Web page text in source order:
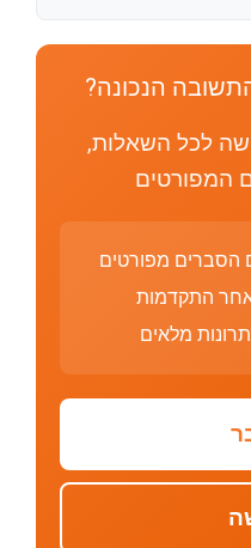
הנכונה?
לכל השאלות,
המפורטים
הסברים מפורטים
התקדמות